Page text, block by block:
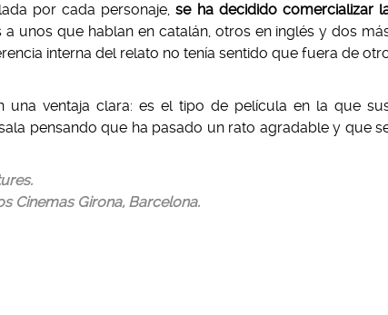
por cada personaje,se ha decidido comercializar
a unos que hablan en catalán, otros en inglés y dos
interna del relato no tenía sentido que fuera de
una ventaja clara: es el tipo de película en la que
pensando que ha pasado un rato agradable y que
Cinemas Girona, Barcelona.